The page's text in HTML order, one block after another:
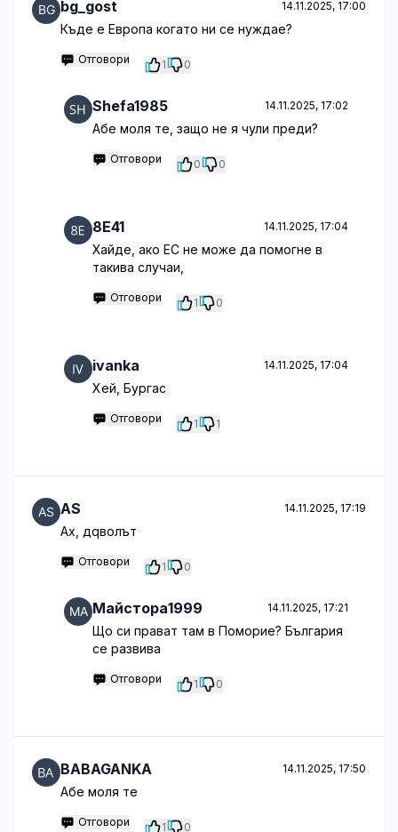
bg_gost 14.11.2025, 17:00
Къде е Европа когато ни се нуждае?
Отговори 1 0
Shefa1985 14.11.2025, 17:02
Абе моля те, защо не я чули преди?
Отговори 0 0
8E41 14.11.2025, 17:04
Хайде, ако ЕС не може да помогне в
такива случаи,
Отговори 1 0
ivanka 14.11.2025, 17:04
Хей, Бургас
Отговори 1 1
AS 14.11.2025, 17:19
Ах, дqволът
Отговори 1 0
Майстора1999 14.11.2025, 17:21
Що си прават там в Поморие? България
се развива
Отговори 1 0
BABAGANKA 14.11.2025, 17:50
Абе моля те
Отговори 1 0